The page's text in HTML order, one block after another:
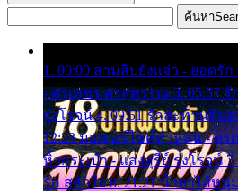
ค้นหา
1. 00:00 สามสิบยังแจ๋ว - ยอดรั
- ศรเพชร ศรสุพรรณ 3. 05:57 รั
รุ่งโรจน์ 4. 09:51 รักสะท้านดิน
12:23 มอเตอร์ไซค์ทำหล่น - ศร
หิ้วกระเป๋า - แสงสุรีย์ รุ่งโรจน์
รัก สลักใจ 8. 21:21 น้ำตาไอ้ห